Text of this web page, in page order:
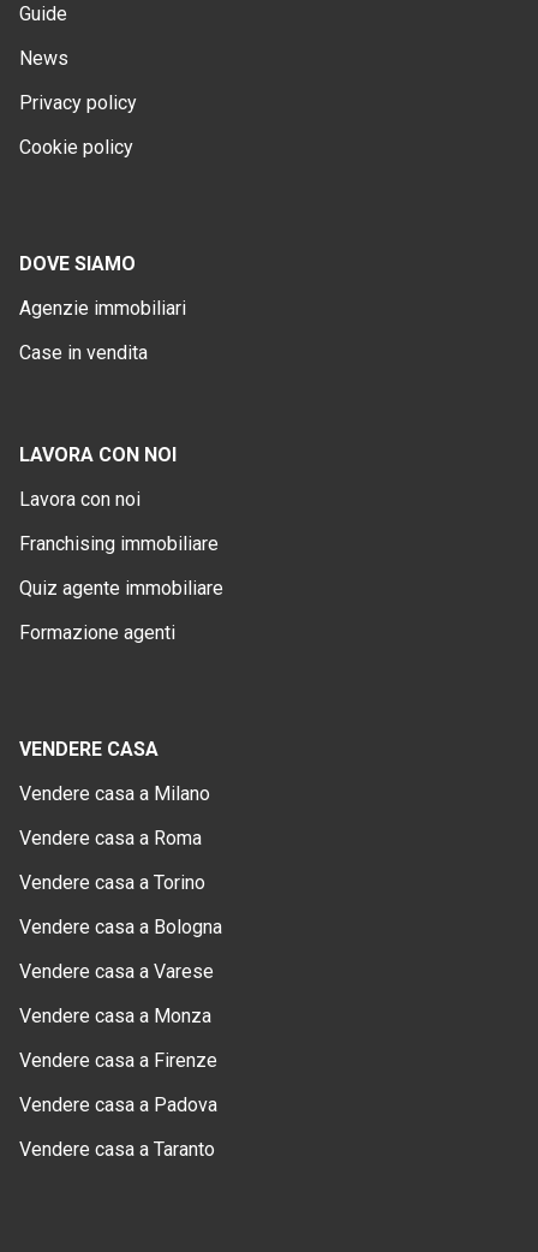
Guide
News
Privacy policy
Cookie policy
DOVE SIAMO
Agenzie immobiliari
Case in vendita
LAVORA CON NOI
Lavora con noi
Franchising immobiliare
Quiz agente immobiliare
Formazione agenti
VENDERE CASA
Vendere casa a Milano
Vendere casa a Roma
Vendere casa a Torino
Vendere casa a Bologna
Vendere casa a Varese
Vendere casa a Monza
Vendere casa a Firenze
Vendere casa a Padova
Vendere casa a Taranto